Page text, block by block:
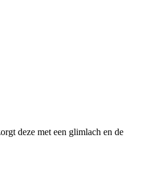
deze met een glimlach en de